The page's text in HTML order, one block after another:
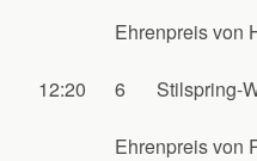
Ehrenpreis von
12:20 6 Stilspring-
Ehrenpreis von